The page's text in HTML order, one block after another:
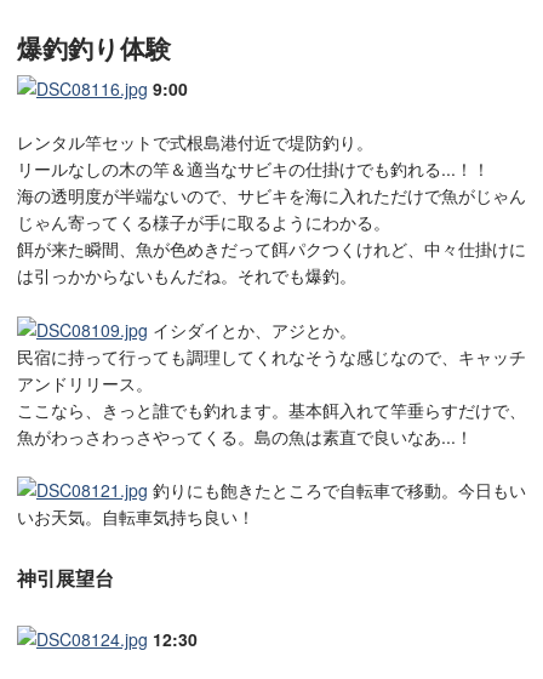
爆釣釣り体験
9:00
レンタル竿セットで式根島港付近で堤防釣り。
リールなしの木の竿＆適当なサビキの仕掛けでも釣れる...！！
海の透明度が半端ないので、サビキを海に入れただけで魚がじゃん
じゃん寄ってくる様子が手に取るようにわかる。
餌が来た瞬間、魚が色めきだって餌パクつくけれど、中々仕掛けに
は引っかからないもんだね。それでも爆釣。
イシダイとか、アジとか。
民宿に持って行っても調理してくれなそうな感じなので、キャッチ
アンドリリース。
ここなら、きっと誰でも釣れます。基本餌入れて竿垂らすだけで、
魚がわっさわっさやってくる。島の魚は素直で良いなあ...！
釣りにも飽きたところで自転車で移動。今日もい
いお天気。自転車気持ち良い！
神引展望台
12:30